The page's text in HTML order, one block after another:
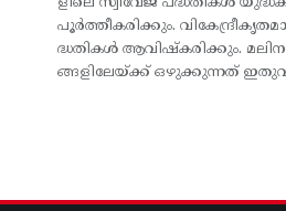
പൂര്‍ത്തീകരിക്കും.
ദ്ധതികള്‍ ആവിഷ്കരിക്കും.
ങ്ങളിലേയ്ക്ക് ഒഴുക്കുന്നത്